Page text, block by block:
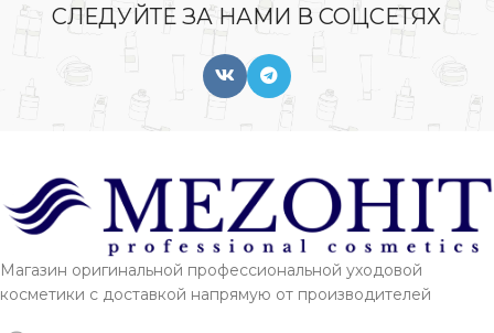
СЛЕДУЙТЕ ЗА НАМИ В СОЦСЕТЯХ
Магазин оригинальной профессиональной уходовой
косметики с доставкой напрямую от производителей